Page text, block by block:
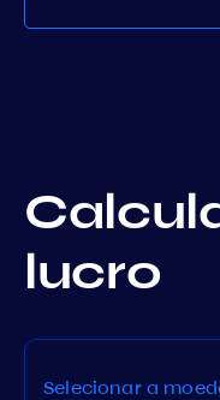
lucro
Selecionar a